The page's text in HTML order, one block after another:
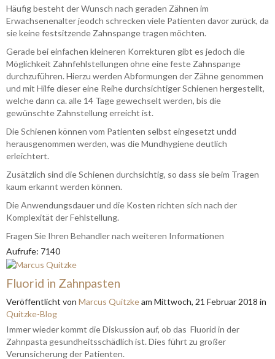
Häufig besteht der Wunsch nach geraden Zähnen im
Erwachsenenalter jeodch schrecken viele Patienten davor zurück, da
sie keine festsitzende Zahnspange tragen möchten.
Gerade bei einfachen kleineren Korrekturen gibt es jedoch die
Möglichkeit Zahnfehlstellungen ohne eine feste Zahnspange
durchzuführen. Hierzu werden Abformungen der Zähne genommen
und mit Hilfe dieser eine Reihe durchsichtiger Schienen hergestellt,
welche dann ca. alle 14 Tage gewechselt werden, bis die
gewünschte Zahnstellung erreicht ist.
Die Schienen können vom Patienten selbst eingesetzt undd
herausgenommen werden, was die Mundhygiene deutlich
erleichtert.
Zusätzlich sind die Schienen durchsichtig, so dass sie beim Tragen
kaum erkannt werden können.
Die Anwendungsdauer und die Kosten richten sich nach der
Komplexität der Fehlstellung.
Fragen Sie Ihren Behandler nach weiteren Informationen
Aufrufe: 7140
Fluorid in Zahnpasten
Veröffentlicht von Marcus Quitzkeam Mittwoch, 21 Februar 2018 in
Quitzke-Blog
Immer wieder kommt die Diskussion auf, ob das Fluorid in der
Zahnpasta gesundheitsschädlich ist. Dies führt zu großer
Verunsicherung der Patienten.